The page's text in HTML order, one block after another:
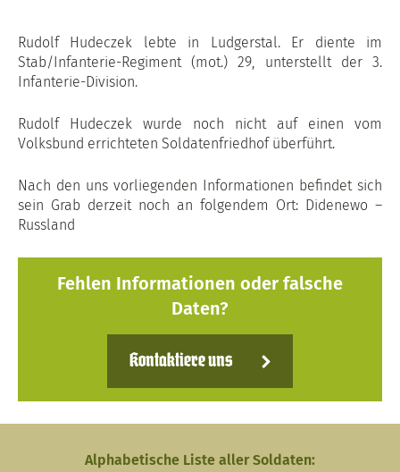
Rudolf Hudeczek lebte in Ludgerstal. Er diente im
Stab/Infanterie-Regiment (mot.) 29, unterstellt der 3.
Infanterie-Division.
Rudolf Hudeczek wurde noch nicht auf einen vom
Volksbund errichteten Soldatenfriedhof überführt.
Nach den uns vorliegenden Informationen befindet sich
sein Grab derzeit noch an folgendem Ort: Didenewo –
Russland
Fehlen Informationen oder falsche
Daten?
Kontaktiere uns
Alphabetische Liste aller Soldaten: